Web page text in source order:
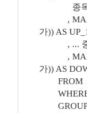
종목
,
가)) AS
, ... 중
,
가)) AS
FROM
WHERE
GROUP